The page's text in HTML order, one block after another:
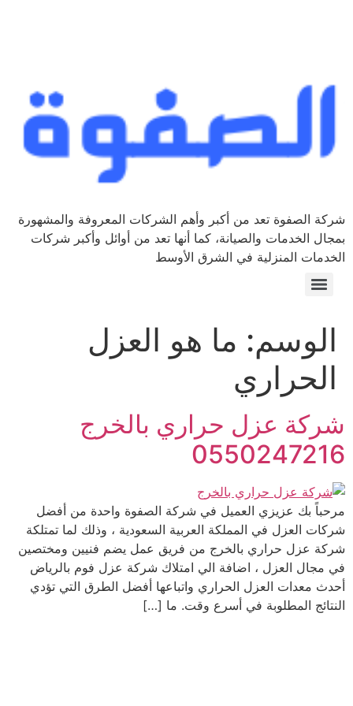
شركة الصفوة تعد من أكبر وأهم الشركات المعروفة والمشهورة
بمجال الخدمات والصيانة، كما أنها تعد من أوائل وأكبر شركات
الخدمات المنزلية في الشرق الأوسط
الوسم: ما هو العزل
الحراري
شركة عزل حراري بالخرج
0550247216
مرحباً بك عزيزي العميل في شركة الصفوة واحدة من أفضل
شركات العزل في المملكة العربية السعودية ، وذلك لما تمتلكة
شركة عزل حراري بالخرج من فريق عمل يضم فنيين ومختصين
في مجال العزل ، اضافة الي امتلاك شركة عزل فوم بالرياض
أحدث معدات العزل الحراري واتباعها أفضل الطرق التي تؤدي
النتائج المطلوبة في أسرع وقت. ما […]